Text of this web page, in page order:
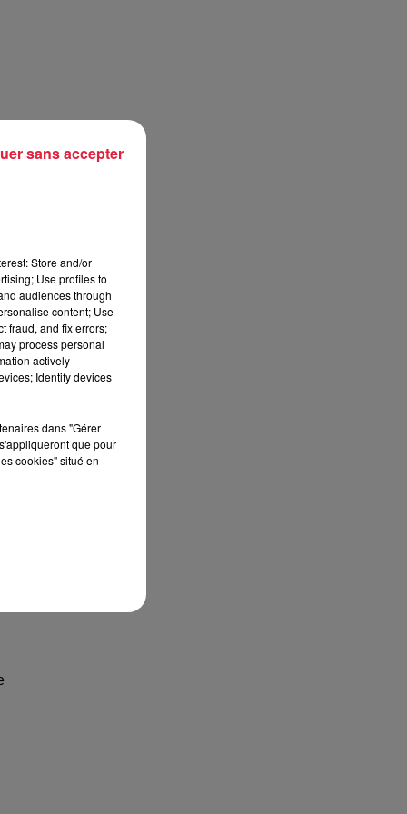
Store and/or
Use profiles to
audiences through
content; Use
fraud, and fix errors;
process personal
actively
Identify devices
dans "Gérer
que pour
cookies" situé en
sans accepter